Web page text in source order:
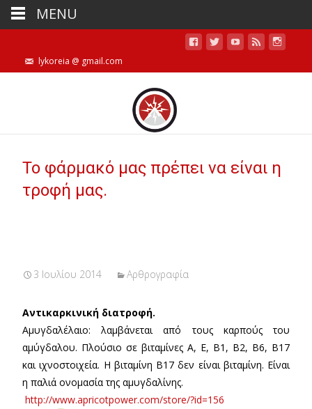
lykoreia @ gmail.com
Το φάρμακό μας πρέπει να είναι η
τροφή μας.
3 Ιουλίου 2014 Αρθρογραφία
Αντικαρκινική διατροφή.
Αμυγδαλέλαιο: λαμβάνεται από τους καρπούς του
αμύγδαλου. Πλούσιο σε βιταμίνες Α, Ε, Β1, Β2, Β6, Β17
και ιχνοστοιχεία. Η βιταμίνη Β17 δεν είναι βιταμίνη. Είναι
η παλιά ονομασία της αμυγδαλίνης.
http://www.apricotpower.com/store/?id=156
MENU